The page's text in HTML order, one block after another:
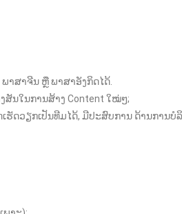
ພາສາຈີນ ຫຼື ພາສາອັງກິດໄດ້.
ສັນໃນການສ້າງ Content ໃໝ່ໆ;
ວຽກເປັນທີມໄດ້, ມີປະສົບການ ດ້ານການບໍ